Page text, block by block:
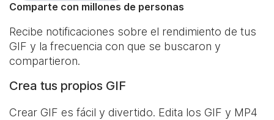
Comparte con millones de personas
Recibe notificaciones sobre el rendimiento de tus
GIF y la frecuencia con que se buscaron y
compartieron.
Crea tus propios GIF
Crear GIF es fácil y divertido. Edita los GIF y MP4